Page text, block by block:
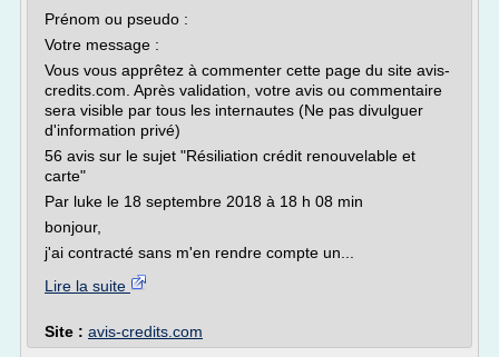
Prénom ou pseudo :
Votre message :
Vous vous apprêtez à commenter cette page du site avis-
credits.com. Après validation, votre avis ou commentaire
sera visible par tous les internautes (Ne pas divulguer
d'information privé)
56 avis sur le sujet "Résiliation crédit renouvelable et
carte"
Par luke le 18 septembre 2018 à 18 h 08 min
bonjour,
j'ai contracté sans m'en rendre compte un...
Lire la suite
Site : avis-credits.com